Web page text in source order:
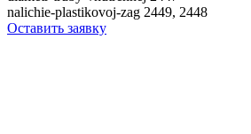
nalichie-plastikovoj-zag 2449, 2448
Оставить заявку